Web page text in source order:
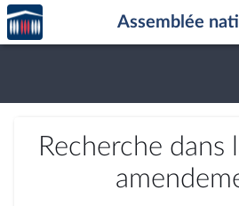
Aller au contenu
Aller en bas de la page
Accèder
à la
page
Assemblée
Recherche dans